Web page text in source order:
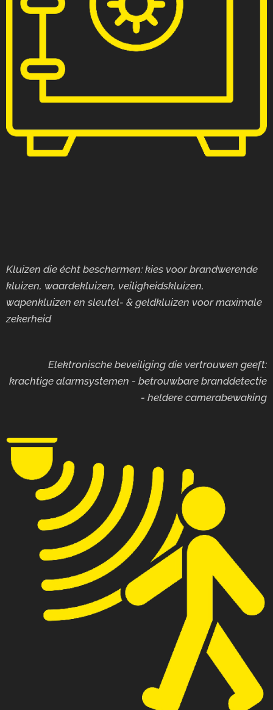
Kluizen die écht beschermen: kies voor brandwerende
kluizen, waardekluizen, veiligheidskluizen,
wapenkluizen en sleutel- & geldkluizen voor maximale
zekerheid
Elektronische beveiliging die vertrouwen geeft:
krachtige alarmsystemen - betrouwbare branddetectie
- heldere camerabewaking